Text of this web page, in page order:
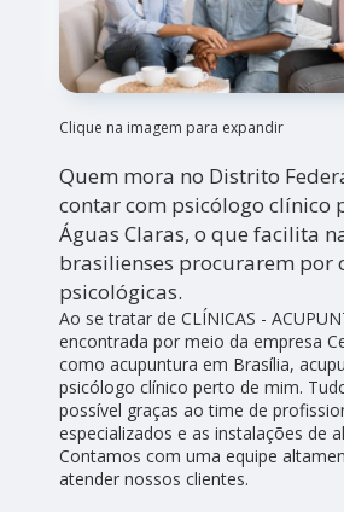
Clique na imagem para expandir
Quem mora no Distrito
contar com psicólogo clínico
Águas Claras, o que facilita
brasilienses procurarem por
psicológicas.
Ao se tratar de CLÍNICAS -
encontrada por meio da empresa
como acupuntura em Brasília,
psicólogo clínico perto de mim.
possível graças ao time de
especializados e as instalações de
Contamos com uma equipe
atender nossos clientes.